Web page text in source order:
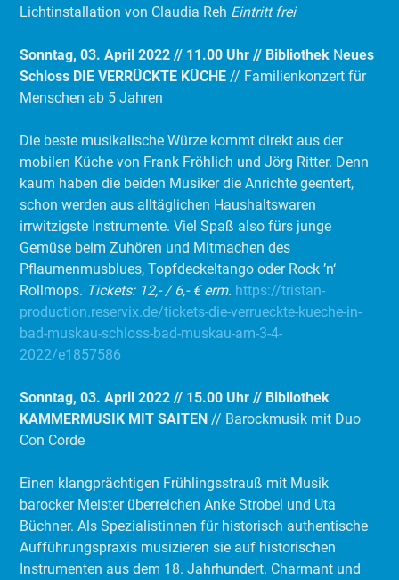
Lichtinstallation von Claudia Reh Eintritt frei
Sonntag, 03. April 2022 // 11.00 Uhr // Bibliothek Neues
Schloss DIE VERRÜCKTE KÜCHE // Familienkonzert für
Menschen ab 5 Jahren
Die beste musikalische Würze kommt direkt aus der
mobilen Küche von Frank Fröhlich und Jörg Ritter. Denn
kaum haben die beiden Musiker die Anrichte geentert,
schon werden aus alltäglichen Haushaltswaren
irrwitzigste Instrumente. Viel Spaß also fürs junge
Gemüse beim Zuhören und Mitmachen des
Pflaumenmusblues, Topfdeckeltango oder Rock ’n‘
Rollmops. Tickets: 12,- / 6,- € erm. https://tristan-
production.reservix.de/tickets-die-verrueckte-kueche-in-
bad-muskau-schloss-bad-muskau-am-3-4-
2022/e1857586
Sonntag, 03. April 2022 // 15.00 Uhr // Bibliothek
KAMMERMUSIK MIT SAITEN // Barockmusik mit Duo
Con Corde
Einen klangprächtigen Frühlingsstrauß mit Musik
barocker Meister überreichen Anke Strobel und Uta
Büchner. Als Spezialistinnen für historisch authentische
Aufführungspraxis musizieren sie auf historischen
Instrumenten aus dem 18. Jahrhundert. Charmant und